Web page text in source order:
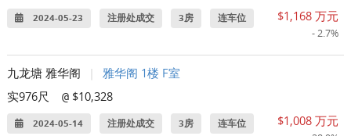
2024-05-23 注册处成交 3房 连车位 $1,168 万元
- 2.7%
九龙塘 雅华阁
雅华阁 1楼 F室
实976尺
@ $10,328
2024-05-14 注册处成交 3房 连车位 $1,008 万元